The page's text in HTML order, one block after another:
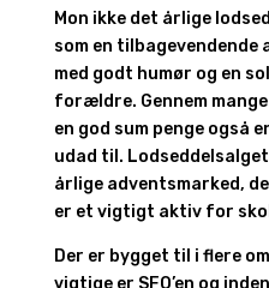
Mon ikke det årlige
som en
med godt humør og en
forældre. Gennem
en god sum penge også
udad til.
årlige adventsmarked,
er et vigtigt aktiv for
Der er bygget til i flere
vigtige er SFO’en og